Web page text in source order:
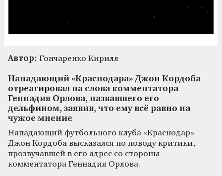
Автор: Гончаренко Кирилл
Нападающий «Краснодара» Джон Кордоба
отреагировал на слова комментатора
Геннадия Орлова, назвавшего его
дельфином, заявив, что ему всё равно на
чужое мнение
Нападающий футбольного клуба «Краснодар»
Джон Кордоба высказался по поводу критики,
прозвучавшей в его адрес со стороны
комментатора Геннадия Орлова.